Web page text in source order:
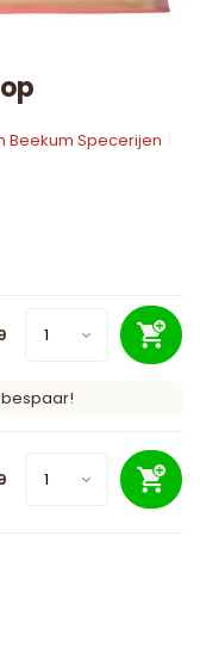
Beekum Specerijen